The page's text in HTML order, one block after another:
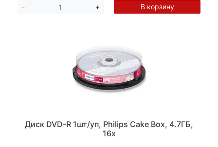
- + В корзину
Диск DVD-R 1шт/уп, Philips Cake Box, 4.7ГБ,
16х